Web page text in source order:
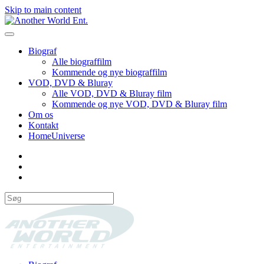
Skip to main content
Biograf
Alle biograffilm
Kommende og nye biograffilm
VOD, DVD & Bluray
Alle VOD, DVD & Bluray film
Kommende og nye VOD, DVD & Bluray film
Om os
Kontakt
HomeUniverse